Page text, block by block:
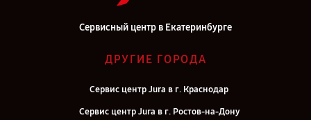
Сервисный центр в Екатеринбурге
ДРУГИЕ ГОРОДА
Сервис центр Jura в г. Краснодар
Сервис центр Jura в г. Ростов-на-Дону